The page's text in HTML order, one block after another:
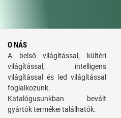
O NÁS
A belső világítással, kültéri
világítással, intelligens
világítással és led világítással
foglalkozunk.
Katalógusunkban bevált
gyártók termékei találhatók.